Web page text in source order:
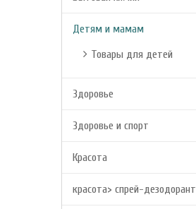
Детям и мамам
Товары для детей
Здоровье
Здоровье и спорт
Красота
красота> спрей-дезодорант